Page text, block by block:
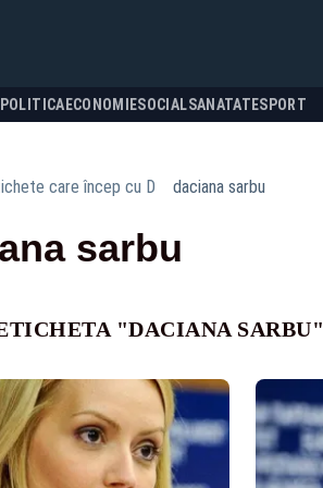
POLITICA ECONOMIESOCIALSANATATESPORT
care încep cu D daciana sarbu
sarbu
"DACIANA SARBU"